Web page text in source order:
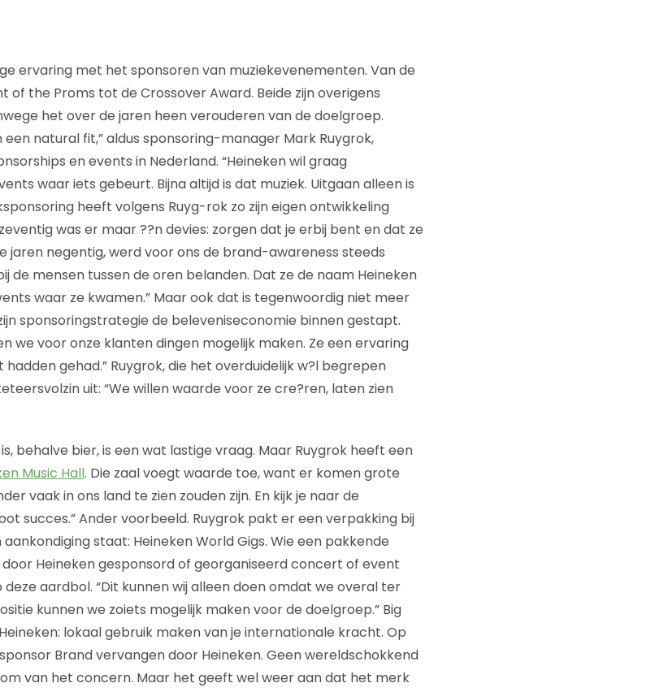
ervaring met het sponsoren van muziekevenementen. Van de
of the Proms tot de Crossover Award. Beide zijn overigens
het over de jaren heen verouderen van de doelgroep.
een natural fit,” aldus sponsoring-manager Mark Ruygrok,
en events in Nederland. “Heineken wil graag
waar iets gebeurt. Bijna altijd is dat muziek. Uitgaan alleen is
heeft volgens Ruyg-rok zo zijn eigen ontwikkeling
was er maar ??n devies: zorgen dat je erbij bent en dat ze
jaren negentig, werd voor ons de brand-awareness steeds
de mensen tussen de oren belanden. Dat ze de naam Heineken
waar ze kwamen.” Maar ook dat is tegenwoordig niet meer
sponsoringstrategie de beleveniseconomie binnen gestapt.
we voor onze klanten dingen mogelijk maken. Ze een ervaring
gehad.” Ruygrok, die het overduidelijk w?l begrepen
uit: “We willen waarde voor ze cre?ren, laten zien
behalve bier, is een wat lastige vraag. Maar Ruygrok heeft een
Music Hall. Die zaal voegt waarde toe, want er komen grote
vaak in ons land te zien zouden zijn. En kijk je naar de
succes.” Ander voorbeeld. Ruygrok pakt er een verpakking bij
staat: Heineken World Gigs. Wie een pakkende
Heineken gesponsord of georganiseerd concert of event
aardbol. “Dit kunnen wij alleen doen omdat we overal ter
kunnen we zoiets mogelijk maken voor de doelgroep.” Big
lokaal gebruik maken van je internationale kracht. Op
Brand vervangen door Heineken. Geen wereldschokkend
van het concern. Maar het geeft wel weer aan dat het merk